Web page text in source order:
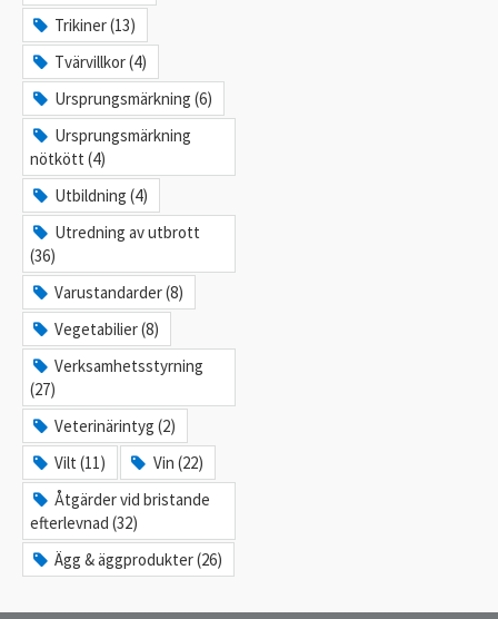
Trikiner (13)
Tvärvillkor (4)
Ursprungsmärkning (6)
Ursprungsmärkning
nötkött (4)
Utbildning (4)
Utredning av utbrott
(36)
Varustandarder (8)
Vegetabilier (8)
Verksamhetsstyrning
(27)
Veterinärintyg (2)
Vilt (11)
Vin (22)
Åtgärder vid bristande
efterlevnad (32)
Ägg & äggprodukter (26)